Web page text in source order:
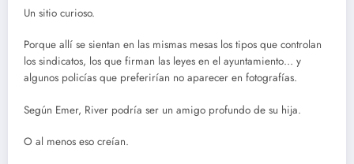
Un sitio curioso.
Porque allí se sientan en las mismas mesas los tipos que controlan
los sindicatos, los que firman las leyes en el ayuntamiento… y
algunos policías que preferirían no aparecer en fotografías.
Según Emer, River podría ser un amigo profundo de su hija.
O al menos eso creían.